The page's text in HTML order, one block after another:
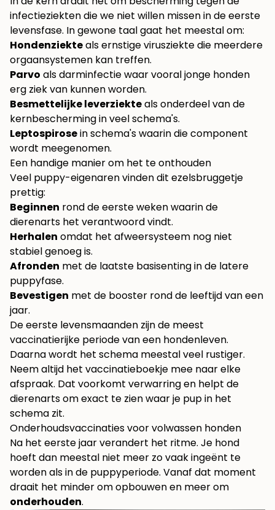
infectieziekten die we niet willen missen in de eerste
levensfase. In gewone taal gaat het meestal om:
Hondenziekteals ernstige virusziekte die meerdere
orgaansystemen kan treffen.
Parvo als darminfectie waar vooral jonge honden
erg ziek van kunnen worden.
Besmettelijke leverziekteals onderdeel van de
kernbescherming in veel schema's.
Leptospirosein schema's waarin die component
wordt meegenomen.
Een handige manier om het te onthouden
Veel puppy-eigenaren vinden dit ezelsbruggetje
prettig:
Beginnen rond de eerste weken waarin de
dierenarts het verantwoord vindt.
Herhalen omdat het afweersysteem nog niet
stabiel genoeg is.
Afronden met de laatste basisenting in de latere
puppyfase.
Bevestigen met de booster rond de leeftijd van een
jaar.
De eerste levensmaanden zijn de meest
vaccinatierijke periode van een hondenleven.
Daarna wordt het schema meestal veel rustiger.
Neem altijd het vaccinatieboekje mee naar elke
afspraak. Dat voorkomt verwarring en helpt de
dierenarts om exact te zien waar je pup in het
schema zit.
Onderhoudsvaccinaties voor volwassen honden
Na het eerste jaar verandert het ritme. Je hond
hoeft dan meestal niet meer zo vaak ingeënt te
worden als in de puppyperiode. Vanaf dat moment
draait het minder om opbouwen en meer om
onderhouden.